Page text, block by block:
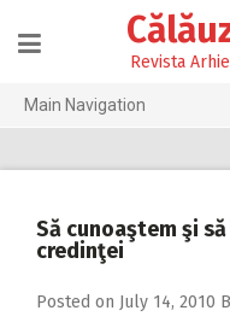
content
Revista
Main Navigation
2025
Să cunoaştem şi
credinţei
Posted on July 14, 2010